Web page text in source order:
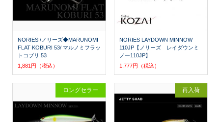
NORIES /ノリーズ◆MARUNOMI
FLAT KOBURI 53/ マルノミフラッ
トコブリ 53
1,881円（税込）
NORIES LAYDOWN MINNOW
110JP【ノリーズ レイダウンミ
ノー110JP】
1,777円（税込）
ロングセラー 再入荷